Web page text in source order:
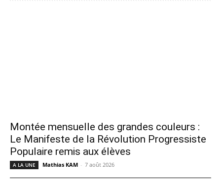
Montée mensuelle des grandes couleurs :
Le Manifeste de la Révolution Progressiste
Populaire remis aux élèves
A LA UNE Mathias KAM - 7 août 2026